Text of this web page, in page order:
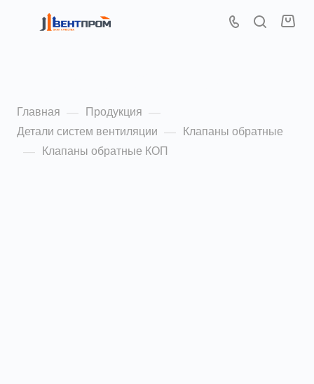
Главная — Продукция —
Детали систем вентиляции — Клапаны обратные
— Клапаны обратные КОП